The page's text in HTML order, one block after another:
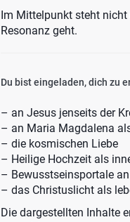
Im Mittelpunkt steht nicht
Resonanz geht.
Du bist eingeladen, dich zu
– an Jesus jenseits der
– an Maria Magdalena
– die kosmischen Liebe
– Heilige Hochzeit als
– Bewusstseinsportale
– das Christuslicht als
Die dargestellten Inhalte